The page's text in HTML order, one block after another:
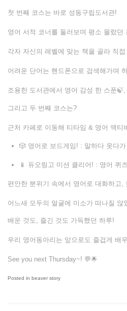
첫 번째 코스는 바로 성동구립도서관!
영어 서적 코너를 둘러보며 평소 몰랐던
각자 자신의 레벨에 맞는 책을 골라 직
어려운 단어는 핸드폰으로 검색해가며
조용한 도서관에서 영어 감성 한 스푼
그리고 두 번째 코스는?
근처 카페로 이동해 티타임 & 영어 액티
🎲 영어로 보드게임! : 말하다 웃다
📱 듀오링고 미션 클리어! : 영어 퀴
편안한 분위기 속에서 영어로 대화하고,
어느새 모두의 얼굴에 미소가 떠나질 않
배운 것도, 즐긴 것도 가득했던 하루!
우리 영어동아리는 앞으로도 즐겁게 배
See you next Thursday~! 💬🌟
Posted in beaver story